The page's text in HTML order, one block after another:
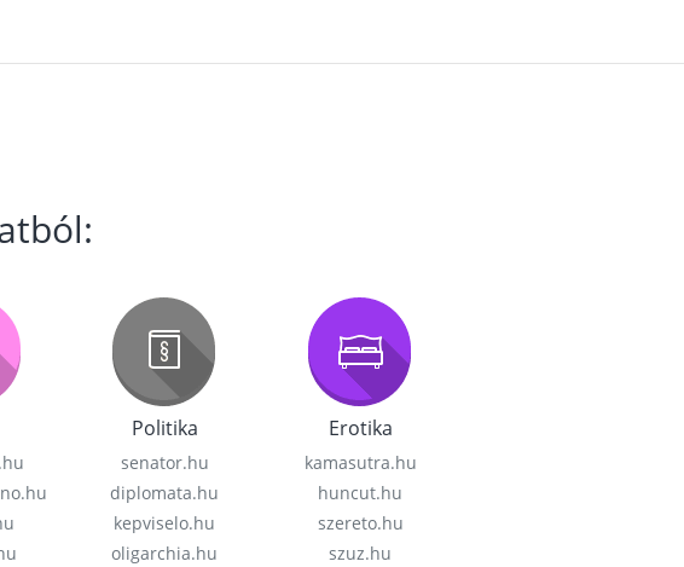
Politika
senator.hu
diplomata.hu
kepviselo.hu
oligarchia.hu
Erotika
kamasutra.hu
huncut.hu
szereto.hu
szuz.hu